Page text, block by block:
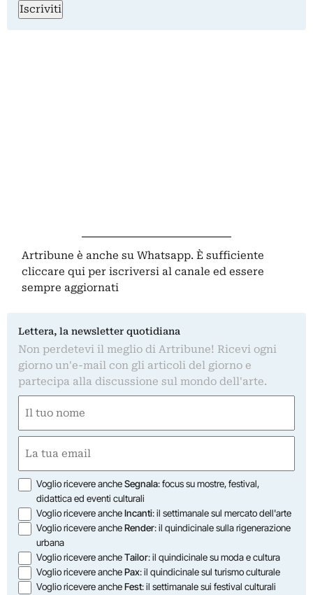
Iscriviti
Artribune è anche su Whatsapp. È sufficiente
cliccare qui per iscriversi al canale ed essere
sempre aggiornati
Lettera, la newsletter quotidiana
Non perdetevi il meglio di Artribune! Ricevi ogni
giorno un'e-mail con gli articoli del giorno e
partecipa alla discussione sul mondo dell'arte.
(Required)
First
(Required)
Opzioni
Voglio ricevere ancheSegnala: focus su mostre, festival,
didattica ed eventi culturali
Voglio ricevere ancheIncanti: il settimanale sul mercato dell'arte
Voglio ricevere ancheRender: il quindicinale sulla rigenerazione
urbana
Voglio ricevere ancheTailor: il quindicinale su moda e cultura
Voglio ricevere anchePax: il quindicinale sul turismo culturale
Voglio ricevere ancheFest: il settimanale sui festival culturali